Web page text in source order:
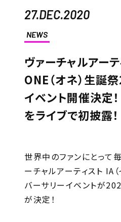
27.DEC.2020
NEWS
ヴァーチャルアーテ
ONE（オネ）生誕
イベント開催決定
をライブで初披露！
世界中のファンにとって
ーチャルアーティスト IA
バーサリーイベントが
が決定！